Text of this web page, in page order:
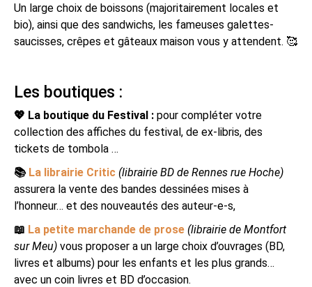
Un large choix de boissons (majoritairement locales et
bio), ainsi que des sandwichs, les fameuses galettes-
saucisses, crêpes et gâteaux maison vous y attendent. 🥰
Les boutiques :
💖 La boutique du Festival : pour compléter votre
collection des affiches du festival, de ex-libris, des
tickets de tombola …
📚La librairie Critic (librairie BD de Rennes rue Hoche)
assurera la vente des bandes dessinées mises à
l’honneur… et des nouveautés des auteur-e-s,
📖 La petite marchande de prose (librairie de Montfort
sur Meu) vous proposer a un large choix d’ouvrages (BD,
livres et albums) pour les enfants et les plus grands…
avec un coin livres et BD d’occasion.